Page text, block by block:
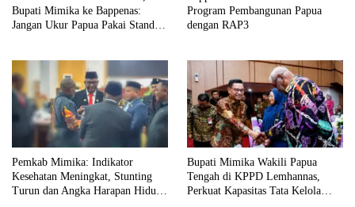
Bupati Mimika ke Bappenas:
Jangan Ukur Papua Pakai Standar
Program Pembangunan Papua
dengan RAP3
Pemkab Mimika: Indikator
Kesehatan Meningkat, Stunting
Turun dan Angka Harapan Hidup
Bupati Mimika Wakili Papua
Tengah di KPPD Lemhannas,
Perkuat Kapasitas Tata Kelola